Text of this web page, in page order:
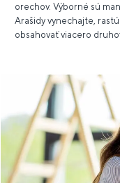
orechov. Výborné sú
Arašidy vynechajte,
obsahovať viacero